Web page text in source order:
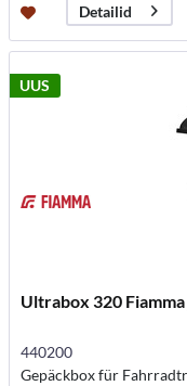
Detailid
UUS
Ultrabox 320
440200
Gepäckbox für